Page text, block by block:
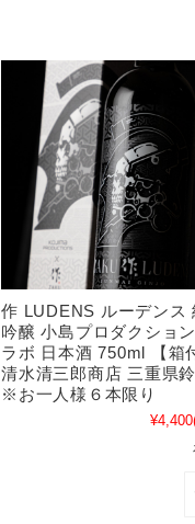
作 LUDENS ルーデンス
吟醸 小島プロダクショ
ラボ 日本酒 750ml 【箱
清水清三郎商店 三重県
※お一人様６本限り
¥4,400